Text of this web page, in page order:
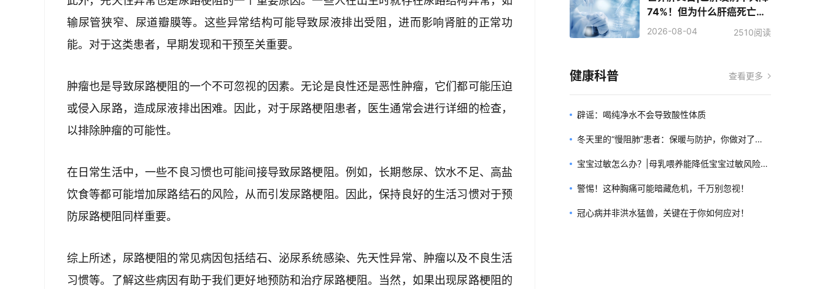
输尿管狭窄、尿道瓣膜等。这些异常结构可能导致尿液排出受阻，进而影响肾脏的正常功
能。对于这类患者，早期发现和干预至关重要。
肿瘤也是导致尿路梗阻的一个不可忽视的因素。无论是良性还是恶性肿瘤，它们都可能压迫
或侵入尿路，造成尿液排出困难。因此，对于尿路梗阻患者，医生通常会进行详细的检查，
以排除肿瘤的可能性。
在日常生活中，一些不良习惯也可能间接导致尿路梗阻。例如，长期憋尿、饮水不足、高盐
饮食等都可能增加尿路结石的风险，从而引发尿路梗阻。因此，保持良好的生活习惯对于预
防尿路梗阻同样重要。
综上所述，尿路梗阻的常见病因包括结石、泌尿系统感染、先天性异常、肿瘤以及不良生活
习惯等。了解这些病因有助于我们更好地预防和治疗尿路梗阻。当然，如果出现尿路梗阻的
74%！但为什么肝癌死亡人
数反而增加了？
2026-08-04 2510阅读
健康科普 查看更多
辟谣：喝纯净水不会导致酸性体质
冬天里的“慢阻肺”患者：保暖与防护，你做对了
吗？
宝宝过敏怎么办？|母乳喂养能降低宝宝过敏风险
吗？
警惕！这种胸痛可能暗藏危机，千万别忽视！
冠心病并非洪水猛兽，关键在于你如何应对！